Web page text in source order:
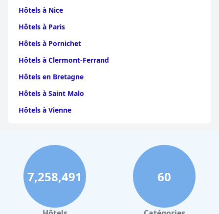
Hôtels à Nice
Hôtels à Paris
Hôtels à Pornichet
Hôtels à Clermont-Ferrand
Hôtels en Bretagne
Hôtels à Saint Malo
Hôtels à Vienne
Hôtels à Perpignan
Hôtels au Grand-Bornand
Hôtels à Strasbourg
Hôtels à Valence
Hôtels à Gerardmer
7,258,491 60